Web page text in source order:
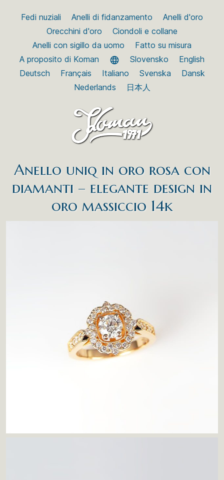
Fedi nuziali Anelli di fidanzamento
Anelli d'oro
Orecchini d'oro
Ciondoli e collane
Anelli con sigillo da uomo
Fatto su misura
A proposito di Koman
Slovensko
English
Deutsch
Français Italiano Svenska
Dansk
Nederlands
日本人
Anello uniq in oro rosa con
diamanti – elegante design in
oro massiccio 14k